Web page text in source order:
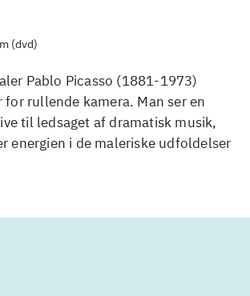
(dvd)
Pablo Picasso (1881-1973)
for rullende kamera. Man ser en
til ledsaget af dramatisk musik,
energien i de maleriske udfoldelser